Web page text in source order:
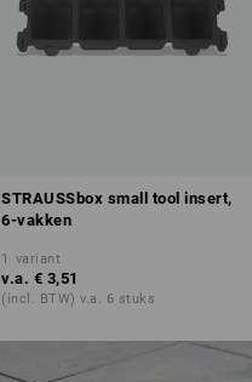
STRAUSSbox small tool insert,
6-vakken
1 variant
v.a. € 3,51
(incl. BTW) v.a. 6 stuks